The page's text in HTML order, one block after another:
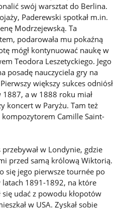
swój warsztat do Berlina.
Paderewski spotkał m.in.
Modrzejewską. Ta
podarowała mu pokaźną
mógł kontynuować naukę w
Teodora Leszetyckiego. Jego
posadę nauczyciela gry na
większy sukces odniósł
a w 1888 roku miał
koncert w Paryżu. Tam też
kompozytorem Camille Saint-
w Londynie, gdzie
przed samą królową Wiktorią.
się jego pierwsze tournée po
latach 1891-1892, na które
udać z powodu kłopotów
w USA. Zyskał sobie